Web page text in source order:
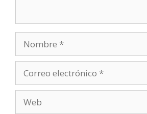
electrónico